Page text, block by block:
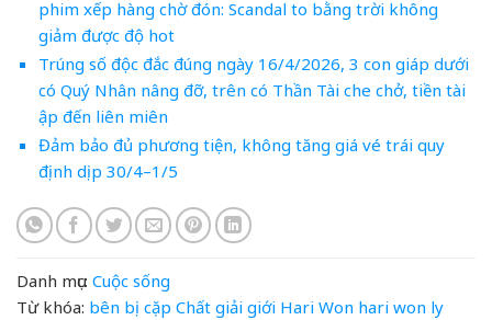
phim xếp hàng chờ đón: Scandal to bằng trời không
giảm được độ hot
Trúng số độc đắc đúng ngày 16/4/2026, 3 con giáp dưới
có Quý Nhân nâng đỡ, trên có Thần Tài che chở, tiền tài
ập đến liên miên
Đảm bảo đủ phương tiện, không tăng giá vé trái quy
định dịp 30/4–1/5
Danh mục: Cuộc sống
Từ khóa: bên bị cặp Chất giải giới Hari Won hari won ly